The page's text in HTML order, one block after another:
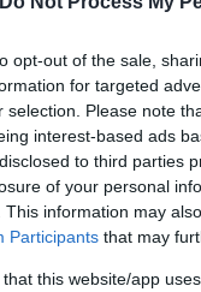
opt-out of the sale,
for targeted
selection. Please note
interest-based ads
to third parties
of your personal
This information may
Participants that may
that this website/app
τρεις
Flash.grστην